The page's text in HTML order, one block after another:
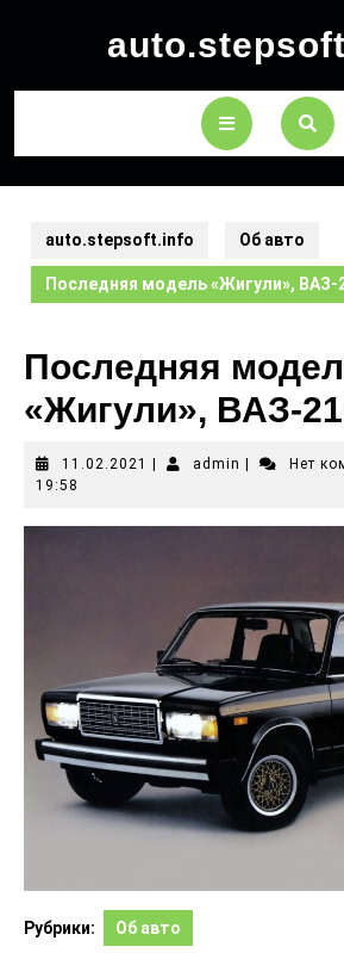
auto.stepsoft.info Об авто
Последняя модель «Жигули», ВАЗ-
Последняя
«Жигули», ВАЗ-
11.02.2021 admin Нет
19:58
Рубрики: Об авто